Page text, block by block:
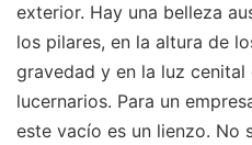
exterior. Hay una belleza
los pilares, en la altura de
gravedad y en la luz
lucernarios. Para un
este vacío es un lienzo. No